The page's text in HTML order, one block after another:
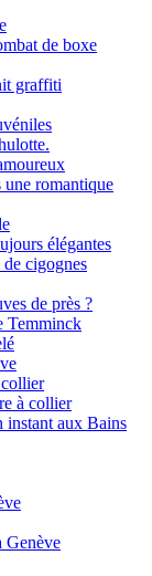
de boxe
graffiti
une romantique
élégantes
cigognes
de près ?
Temminck
à collier
instant aux Bains
Genève